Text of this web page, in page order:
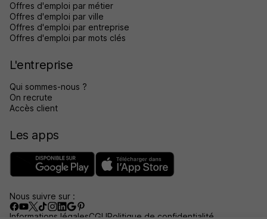
Offres d'emploi par métier
Offres d'emploi par ville
Offres d'emploi par entreprise
Offres d'emploi par mots clés
L'entreprise
Qui sommes-nous ?
On recrute
Accès client
Les apps
Nous suivre sur :
Informations légalesCGUPolitique de confidentialité